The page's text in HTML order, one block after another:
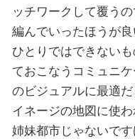
ッチワークして覆う
編んでいったほうが
ひとりではできない
ておこなうコミュニ
のビジュアルに最適
イネージの地図に使
姉妹都市じゃないで